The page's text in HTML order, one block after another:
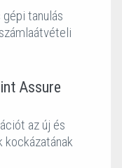
tanulás
Assure
az új és
kockázatának